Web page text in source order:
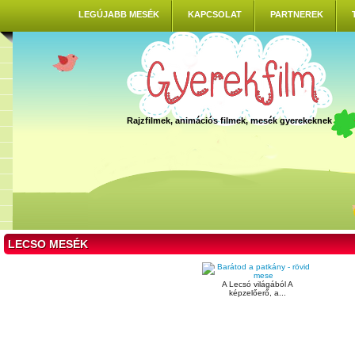
LEGÚJABB MESÉK KAPCSOLAT PARTNEREK
Rajzfilmek, animációs filmek, mesék gyerekeknek
LECSO MESÉK
A Lecsó világából A
képzelőerő, a...